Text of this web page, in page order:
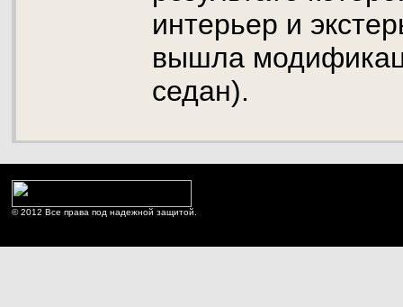
интерьер и
вышла
седан).
© 2012 Все права под надежной защитой.